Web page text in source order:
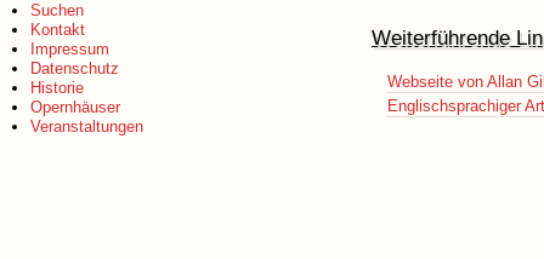
Suchen
Kontakt
Impressum
Datenschutz
Historie
Opernhäuser
Veranstaltungen
Weiterführende
Webseite von Allan
Englischsprachiger